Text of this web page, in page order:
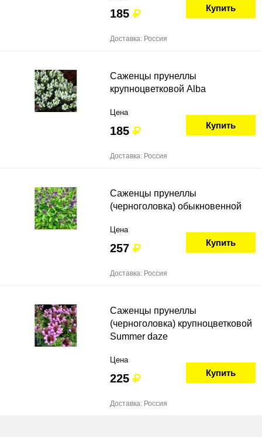
185 Купить
Доставка: Россия
Саженцы прунеллы
крупноцветковой Alba
Цена
185 Купить
Доставка: Россия
Саженцы прунеллы
(черноголовка) обыкновенной
Цена
257 Купить
Доставка: Россия
Саженцы прунеллы
(черноголовка) крупноцветковой
Summer daze
Цена
225 Купить
Доставка: Россия